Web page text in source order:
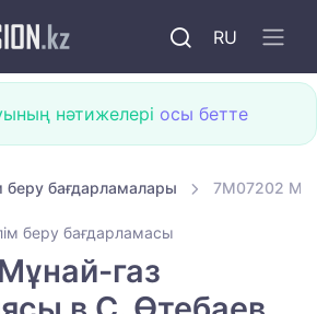
RU
нәтижелері осы бетте
беру бағдарламалары 7M07202
беру бағдарламасы
газ